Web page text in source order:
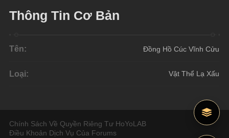
Thông Tin Cơ Bản
Tên: Đồng Hồ Cúc Vĩnh Cửu
Loại: Vật Thể Lạ Xấu
Chính Sách Về Quyền Riêng Tư HoYoLAB
Điều Khoản Dịch Vụ Của Forums